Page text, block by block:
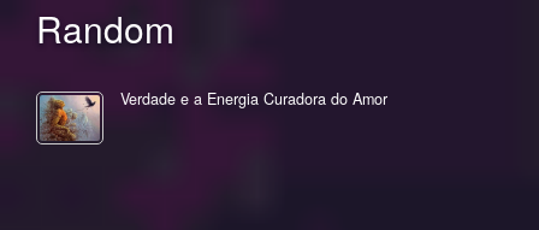
Random
Verdade e a Energia Curadora do Amor